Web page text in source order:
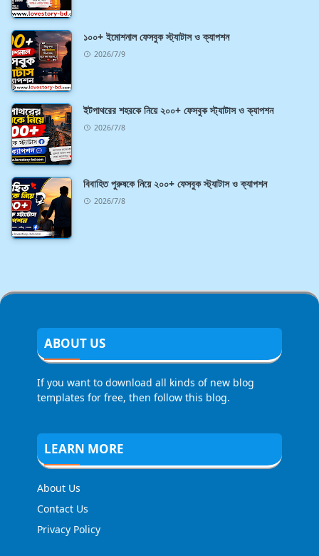
১০০+ ইমোশনাল ফেসবুক স্ট্যাটাস ও ক্যাপশন
2026/7/9
ইটপাথরের শহরকে নিয়ে ২০০+ ফেসবুক স্ট্যাটাস ও ক্যাপশন
2026/7/8
বিবাহিত পুরুষকে নিয়ে ২০০+ ফেসবুক স্ট্যাটাস ও ক্যাপশন
2026/7/8
ABOUT US
If you want to download all kinds of new blog
templates for free, then follow this blog.
LEARN MORE
About Us
Contact Us
Privacy Policy